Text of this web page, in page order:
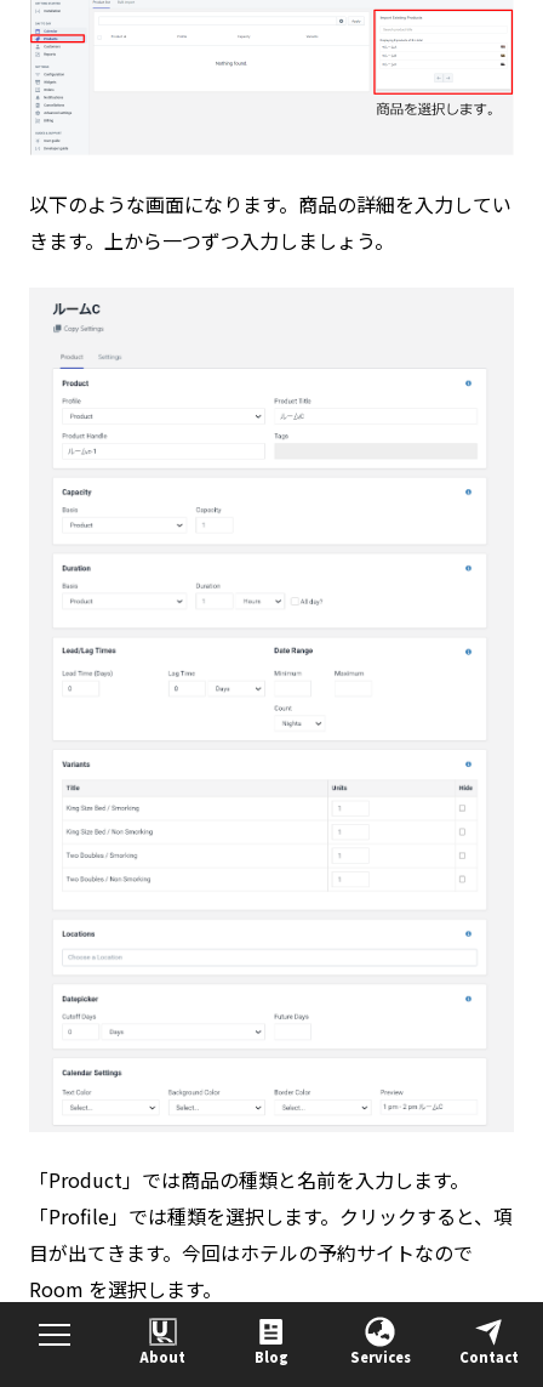
About Blog Services Contact
以下のような画面になります。商品の詳細を入力してい
きます。上から一つずつ入力しましょう。
「Product」では商品の種類と名前を入力します。
「Profile」では種類を選択します。クリックすると、項
目が出てきます。今回はホテルの予約サイトなので
Room を選択します。
名前は、変更してもしなくても大丈夫です。shopify と